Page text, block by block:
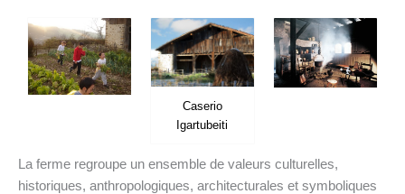
Caserio
Igartubeiti
La ferme regroupe un ensemble de valeurs culturelles,
historiques, anthropologiques, architecturales et symboliques